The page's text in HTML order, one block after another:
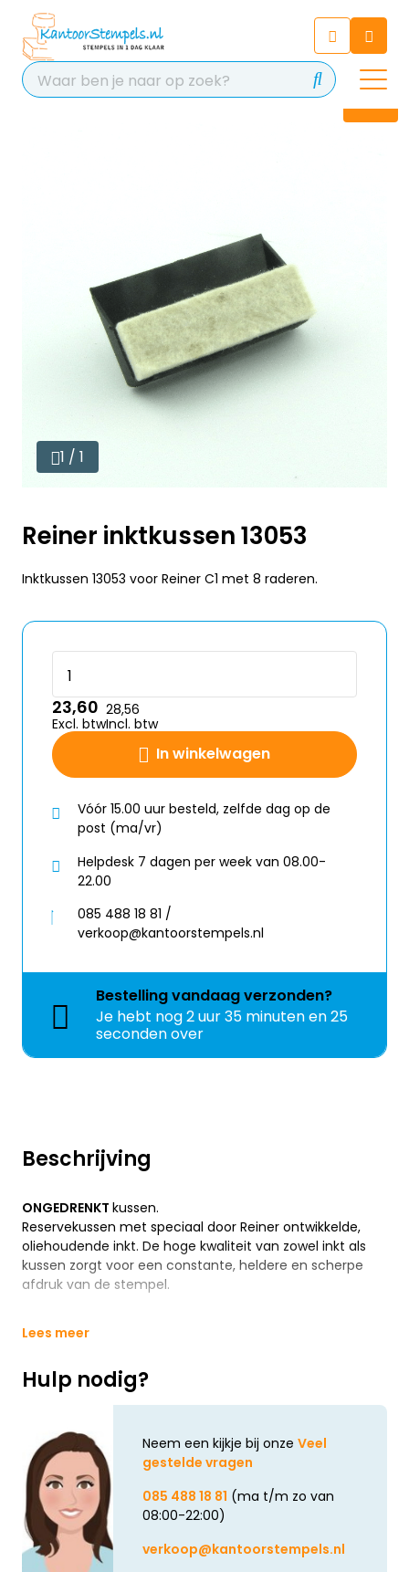
Chat 24/7 met onze chatbot
voor hulp
Contact
Beschrijving
ONGEDRENKT kussen.
Reservekussen met speciaal door Reiner ontwikkelde,
oliehoudende inkt. De hoge kwaliteit van zowel inkt als
kussen zorgt voor een constante, heldere en scherpe
afdruk van de stempel.
Lees meer
Hulp nodig?
Neem een kijkje bij onze Veel
gestelde vragen
085 488 18 81 (ma t/m zo van
08:00-22:00)
verkoop@kantoorstempels.nl
1 / 1
Reiner inktkussen 13053
Inktkussen 13053 voor Reiner C1 met 8 raderen.
In winkelwagen
23,60
Excl. btw
28,56
Incl. btw
Vóór 15.00 uur besteld, zelfde dag op de
post (ma/vr)
Helpdesk 7 dagen per week van 08.00-
22.00
085 488 18 81 /
verkoop@kantoorstempels.nl
Bestellingvandaagverzonden?
Je hebt nog2 uur 35 minuten en 25
seconden over